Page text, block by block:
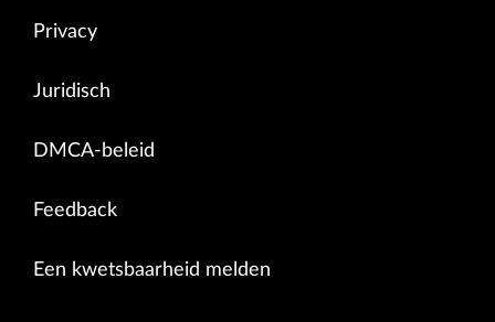
Privacy
Juridisch
DMCA-beleid
Feedback
Een kwetsbaarheid melden